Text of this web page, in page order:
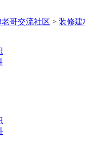
哥交流社区 > 装修建